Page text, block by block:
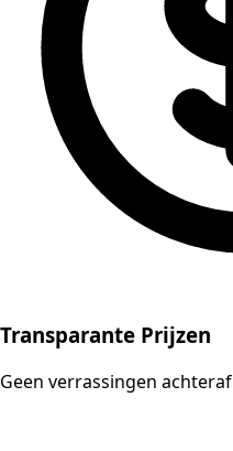
Transparante Prijzen
Geen verrassingen achteraf